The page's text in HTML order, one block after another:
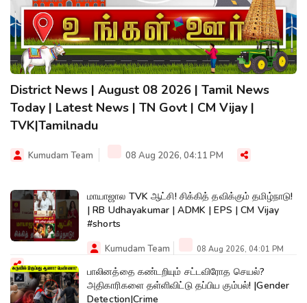
District News | August 08 2026 | Tamil News
Today | Latest News | TN Govt | CM Vijay |
TVK|Tamilnadu
Kumudam Team 08 Aug 2026, 04:11 PM
மாயாஜால TVK ஆட்சி! சிக்கித் தவிக்கும் தமிழ்நாடு!
| RB Udhayakumar | ADMK | EPS | CM Vijay
#shorts
Kumudam Team 08 Aug 2026, 04:01 PM
பாலினத்தை கண்டறியும் சட்டவிரோத செயல்?
அதிகாரிகளை தள்ளிவிட்டு தப்பிய கும்பல்! |Gender
Detection|Crime